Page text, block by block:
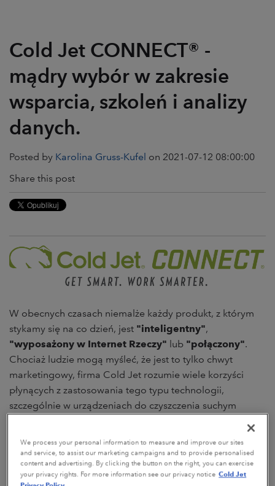
Cold Jet CONNECT® -
mądry wybór w zakresie
wsparcia, szkoleń i analizy
danych.
Posted by Karolina Gruss-Kufel on 2021-07-12 08:00:00
Share this post
W obecnych czasach niemalże każdy produkt, z którym
stykamy się na co dzień, jest "inteligentny",
"wyposażony w Internet Rzeczy" lub "połączony".
Chociaż ludzie mogą myśleć, że jest to tylko chwyt
marketingowy, firma Cold Jet rozumie wiele korzyści
płynących z zastosowania tego typu technologii,
szczególnie w urządzeniach do czyszczenia suchym
łączności, najpierw zdefiniujmy, co one oznaczają:
We process your personal information to measure and improve our sites
and service, to assist our marketing campaigns and to provide personalised
content and advertising. By clicking the button on the right, you can exercise
your privacy rights. For more information see our privacy notice Cold Jet